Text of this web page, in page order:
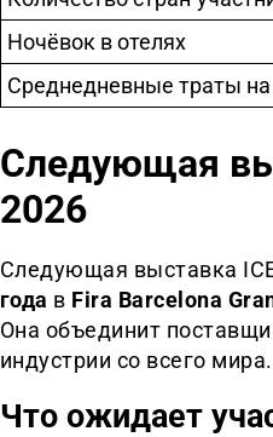
Ночёвок в отелях
Среднедневные траты на
Следующая
2026
Следующая выставка
года в Fira Barcelona
Она объединит
индустрии со всего мира.
Что ожидает